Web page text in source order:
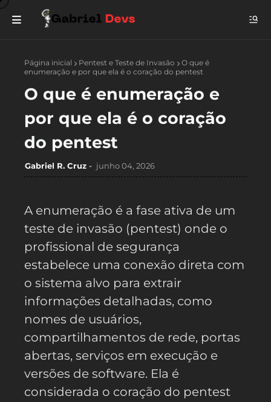
Página inicial Pentest e Teste de Invasão
O que é
enumeração e por que ela é o coração do pentest
O que é enumeração e
por que ela é o coração
do pentest
Gabriel R. Cruz junho 04, 2026
A enumeração é a fase ativa de um
teste de invasão (pentest) onde o
profissional de segurança
estabelece uma conexão direta com
o sistema alvo para extrair
informações detalhadas, como
nomes de usuários,
compartilhamentos de rede, portas
abertas, serviços em execução e
versões de software. Ela é
considerada o coração do pentest